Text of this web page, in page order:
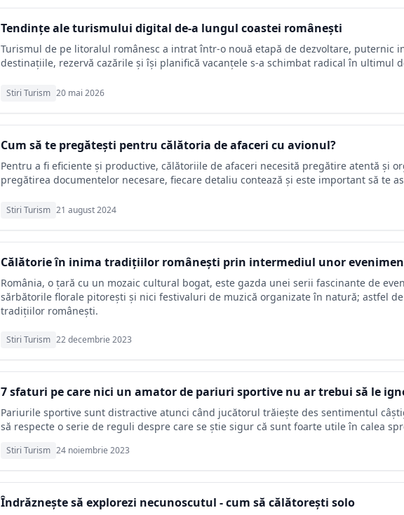
Tendințe ale turismului digital de-a lungul coastei românești
Turismul de pe litoralul românesc a intrat într-o nouă etapă de dezvoltare,
destinațiile, rezervă cazările și își planifică vacanțele s-a schimbat radical în ultimul
Stiri Turism 20 mai 2026
Cum să te pregătești pentru călătoria de afaceri cu avionul?
Pentru a fi eficiente și productive, călătoriile de afaceri necesită pregătire atentă și
pregătirea documentelor necesare, fiecare detaliu contează și este important să te
Stiri Turism 21 august 2024
Călătorie în inima tradițiilor românești prin intermediul unor
România, o țară cu un mozaic cultural bogat, este gazda unei serii fascinante de
sărbătorile florale pitorești și nici festivaluri de muzică organizate în natură; astfel
tradițiilor românești.
Stiri Turism 22 decembrie 2023
7 sfaturi pe care nici un amator de pariuri sportive nu ar trebui să le
Pariurile sportive sunt distractive atunci când jucătorul trăiește des sentimentul
să respecte o serie de reguli despre care se știe sigur că sunt foarte utile în calea
Stiri Turism 24 noiembrie 2023
Îndrăznește să explorezi necunoscutul - cum să călătorești solo